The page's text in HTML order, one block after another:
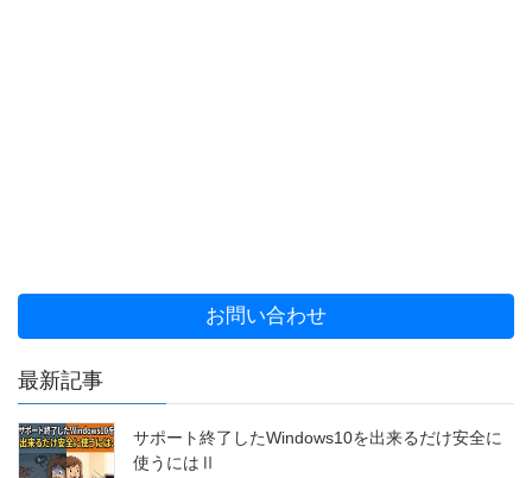
お問い合わせ
最新記事
サポート終了したWindows10を出来るだけ安全に
使うにはⅡ